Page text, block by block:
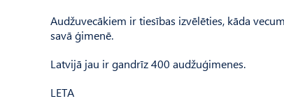
Audžuvecākiem ir tiesības izvēlēties, kāda
savā ģimenē.
Latvijā jau ir gandrīz 400 audžuģimenes.
LETA